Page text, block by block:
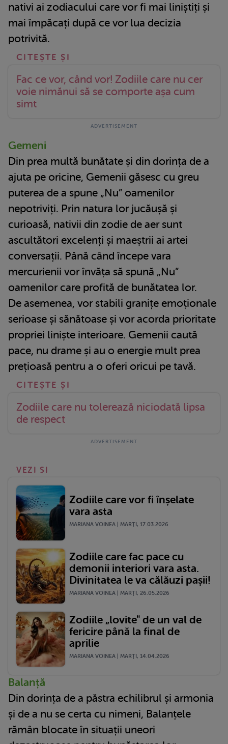
nativi ai zodiacului care vor fi mai liniștiți și
mai împăcați după ce vor lua decizia
potrivită.
Fac ce vor, când vor! Zodiile care nu cer
voie nimănui să se comporte așa cum
simt
Gemeni
Din prea multă bunătate și din dorința de a
ajuta pe oricine, Gemenii găsesc cu greu
puterea de a spune „Nu” oamenilor
nepotriviți. Prin natura lor jucăușă și
curioasă, nativii din zodie de aer sunt
ascultători excelenți și maeștrii ai artei
conversații. Până când începe vara
mercurienii vor învăța să spună „Nu”
oamenilor care profită de bunătatea lor.
De asemenea, vor stabili granițe emoționale
serioase și sănătoase și vor acorda prioritate
propriei liniște interioare. Gemenii caută
pace, nu drame și au o energie mult prea
prețioasă pentru a o oferi oricui pe tavă.
Zodiile care nu tolerează niciodată lipsa
de respect
VEZI SI
Zodiile care vor fi înșelate
vara asta
MARIANA VOINEA | MARŢI, 17.03.2026
Zodiile care fac pace cu
demonii interiori vara asta.
Divinitatea le va călăuzi pașii!
MARIANA VOINEA | MARŢI, 26.05.2026
Zodiile „lovite" de un val de
fericire până la final de
aprilie
MARIANA VOINEA | MARŢI, 14.04.2026
Balanță
Din dorința de a păstra echilibrul și armonia
și de a nu se certa cu nimeni, Balanțele
rămân blocate în situații uneori